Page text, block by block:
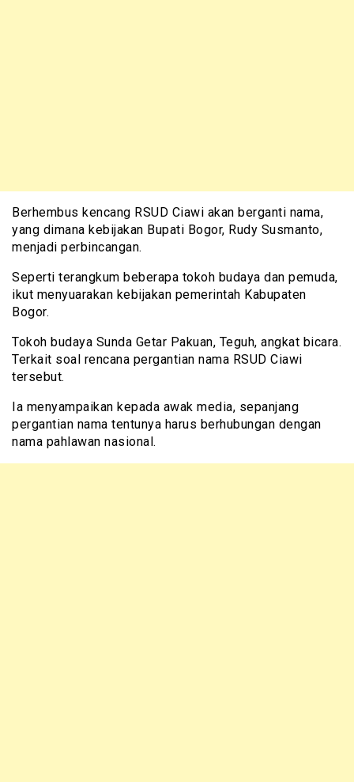
Berhembus kencang RSUD Ciawi akan berganti nama,
yang dimana kebijakan Bupati Bogor, Rudy Susmanto,
menjadi perbincangan.
Seperti terangkum beberapa tokoh budaya dan pemuda,
ikut menyuarakan kebijakan pemerintah Kabupaten
Bogor.
Tokoh budaya Sunda Getar Pakuan, Teguh, angkat bicara.
Terkait soal rencana pergantian nama RSUD Ciawi
tersebut.
Ia menyampaikan kepada awak media, sepanjang
pergantian nama tentunya harus berhubungan dengan
nama pahlawan nasional.